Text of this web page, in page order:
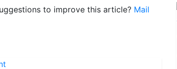
to improve this article? Mail